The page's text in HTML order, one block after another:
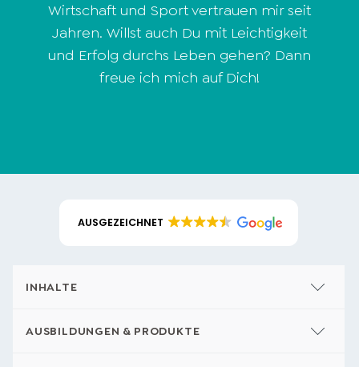
Wirtschaft und Sport vertrauen mir seit
Jahren. Willst auch Du mit Leichtigkeit
und Erfolg durchs Leben gehen? Dann
freue ich mich auf Dich!
AUSGEZEICHNET
INHALTE
AUSBILDUNGEN & PRODUKTE